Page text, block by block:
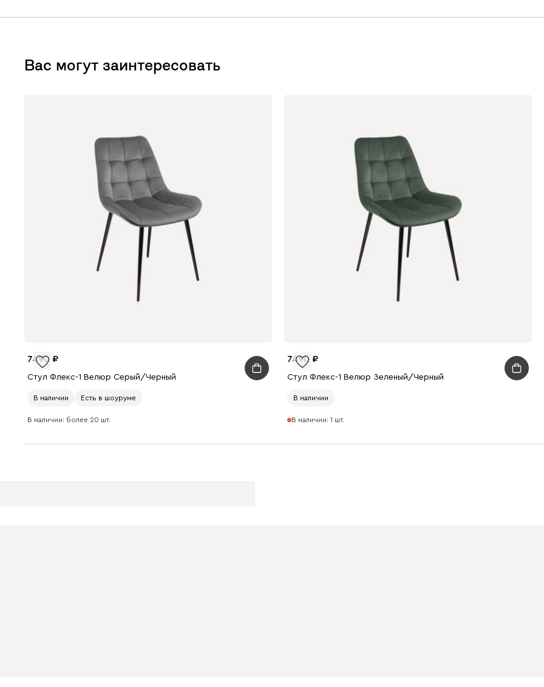
Вас могут заинтересовать
7490
Стул Флекс-1 Велюр Серый/Черный
В наличии Есть в шоуруме
В наличии: более 20 шт.
7490
Стул Флекс-1 Велюр Зеленый/Черный
В наличии
В наличии: 1 шт.